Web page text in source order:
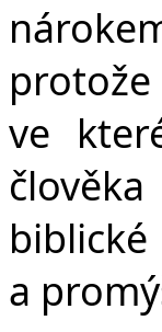
ve
a